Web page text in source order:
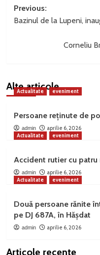
Post
navigation
Previous:
Bazinul de la Lupeni,
Corneliu
Alte articole
Actualitate eveniment
Persoane reținute de
admin
aprilie 6, 2026
Actualitate
eveniment
Accident rutier cu patru
admin
aprilie 6, 2026
Actualitate
eveniment
Două persoane rănite
pe DJ 687A, în Hășdat
admin aprilie 6, 2026
Articole recente